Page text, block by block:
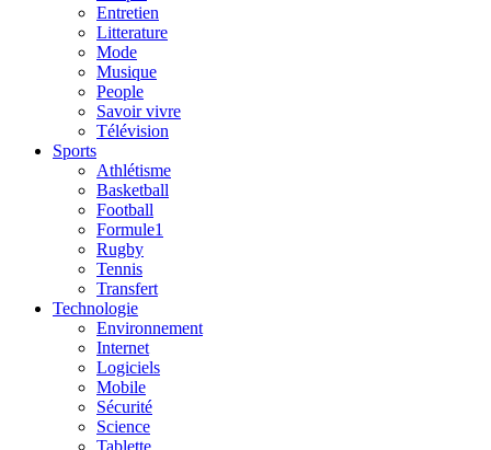
Entretien
Litterature
Mode
Musique
People
Savoir vivre
Télévision
Sports
Athlétisme
Basketball
Football
Formule1
Rugby
Tennis
Transfert
Technologie
Environnement
Internet
Logiciels
Mobile
Sécurité
Science
Tablette